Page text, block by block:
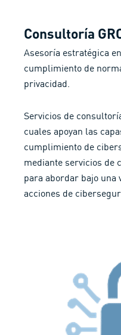
Consultoría
Asesoría estratégica
cumplimiento de
privacidad.
Servicios de
cuales apoyan las
cumplimiento de
mediante servicios de
para abordar bajo una
acciones de